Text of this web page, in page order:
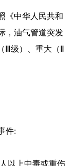
《中华人民共和
，油气管道突发
级）、重大（Ⅱ
件:
以上中毒或重伤